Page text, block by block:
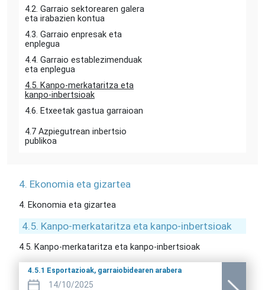
4.2. Garraio sektorearen galera
eta irabazien kontua
4.3. Garraio enpresak eta
enplegua
4.4. Garraio establezimenduak
eta enplegua
4.5. Kanpo-merkataritza eta
kanpo-inbertsioak
4.6. Etxeetak gastua garraioan
4.7 Azpiegutrean inbertsio
publikoa
4. Ekonomia eta gizartea
4. Ekonomia eta gizartea
4.5. Kanpo-merkataritza eta kanpo-inbertsioak
4.5. Kanpo-merkataritza eta kanpo-inbertsioak
4.5.1 Esportazioak, garraiobidearen arabera
14/10/2025